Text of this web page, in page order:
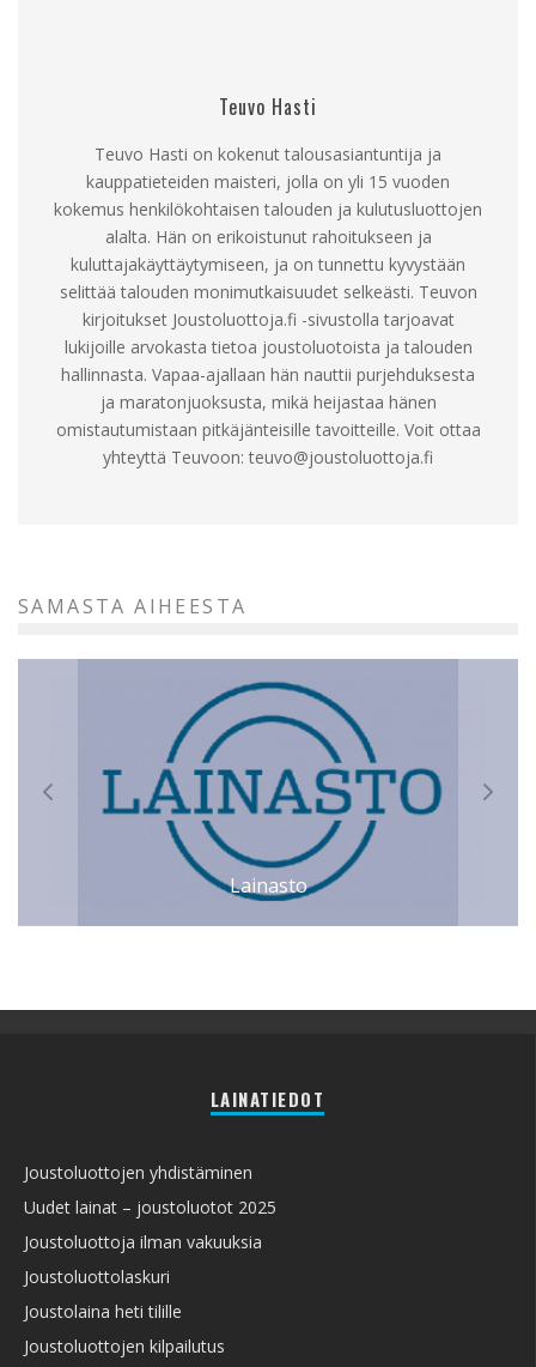
Teuvo Hasti
Teuvo Hasti on kokenut talousasiantuntija ja
kauppatieteiden maisteri, jolla on yli 15 vuoden
kokemus henkilökohtaisen talouden ja kulutusluottojen
alalta. Hän on erikoistunut rahoitukseen ja
kuluttajakäyttäytymiseen, ja on tunnettu kyvystään
selittää talouden monimutkaisuudet selkeästi. Teuvon
kirjoitukset Joustoluottoja.fi -sivustolla tarjoavat
lukijoille arvokasta tietoa joustoluotoista ja talouden
hallinnasta. Vapaa-ajallaan hän nauttii purjehduksesta
ja maratonjuoksusta, mikä heijastaa hänen
omistautumistaan pitkäjänteisille tavoitteille. Voit ottaa
yhteyttä Teuvoon: teuvo@joustoluottoja.fi
SAMASTA AIHEESTA
Lainasto
LAINATIEDOT
Joustoluottojen yhdistäminen
Uudet lainat – joustoluotot 2025
Joustoluottoja ilman vakuuksia
Joustoluottolaskuri
Joustolaina heti tilille
Joustoluottojen kilpailutus